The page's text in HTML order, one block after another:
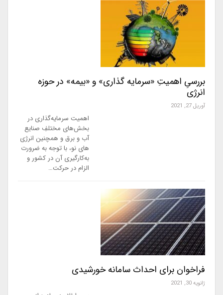
بررسیِ اهمیتِ «سرمایه گذاری» و «بیمه» در حوزه
انرژی
آوریل 27, 2021
اهمیت سرمایه‌گذاری در
بخش‌های مختلفِ صنایع
آب و برق و همچنین انرژی
‌های نو، با توجه به ضرورت
به‌کارگیری آن در کشور و
الزام در حرکت…
فراخوان برای احداث سامانه خورشیدی
ژانویه 30, 2021